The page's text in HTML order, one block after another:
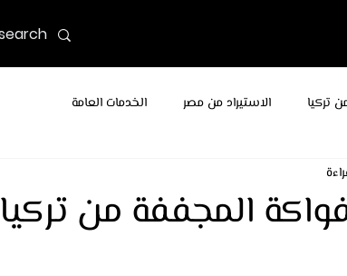
تركيا الاستيراد من مصر الخدمات العامة
المجففة من تركيا